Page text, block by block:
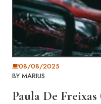
08/08/2025
BY MARIUS
Paula De